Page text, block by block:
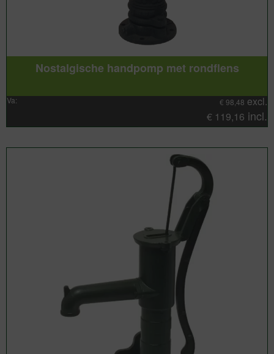
Nostalgische handpomp met rondflens
Va: € 98,48 excl.
€ 119,16 incl.